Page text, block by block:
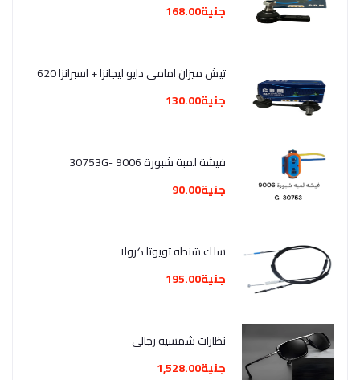
جنية168.00
تيش ميزان امامى دايو ليجانزا + اسبرانزا 620
جنية130.00
فيشة لمبة شبورة 9006 -30753G
جنية90.00
سلك شنطه تويوتا كرولا
جنية195.00
نظارات شمسيه رجالي
جنية1,528.00